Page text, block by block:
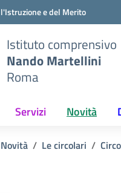
e del Merito
Istituto comprensivo
Nando Martellini
Roma
Servizi Novità
Novità Le circolari